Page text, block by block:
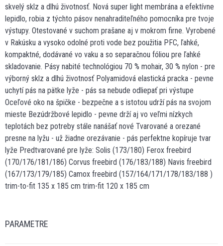
skvelý sklz a dlhú životnosť. Nová super light membrána a efektívne
lepidlo, robia z týchto pásov nenahraditeľného pomocníka pre tvoje
výstupy. Otestované v suchom prašane aj v mokrom firne. Vyrobené
v Rakúsku a vysoko odolné proti vode bez použitia PFC, ľahké,
kompaktné, dodávané vo vaku a so separačnou fóliou pre ľahké
skladovanie. Pásy nabité technológiou 70 % mohair, 30 % nylon - pre
výborný sklz a dlhú životnosť Polyamidová elastická pracka - pevne
uchytí pás na pätke lyže - pás sa nebude odliepať pri výstupe
Oceľové oko na špičke - bezpečne a s istotou udrží pás na svojom
mieste Bezúdržbové lepidlo - pevne drží aj vo veľmi nízkych
teplotách bez potreby stále nanášať nové Tvarované a orezané
presne na lyžu - už žiadne orezávanie - pás perfektne kopíruje tvar
lyže Predtvarované pre lyže: Solis (173/180) Ferox freebird
(170/176/181/186) Corvus freebird (176/183/188) Navis freebird
(167/173/179/185) Camox freebird (157/164/171/178/183/188 )
trim-to-fit 135 x 185 cm trim-fit 120 x 185 cm
PARAMETRE